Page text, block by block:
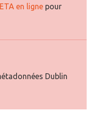
en ligne pour
Dublin